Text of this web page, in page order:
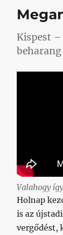
Kispest –
beharang
Valahogy
Holnap
is az
vergődést,